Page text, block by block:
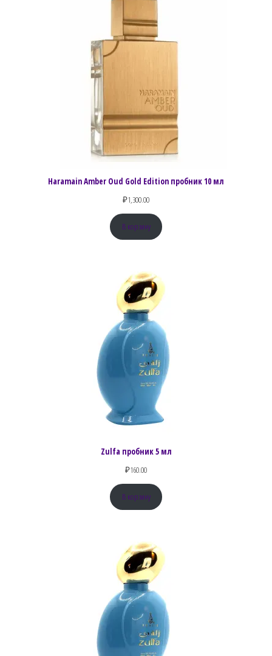
Haramain Amber Oud Gold Edition пробник 10 мл
₽1,300.00
В корзину
Zulfa пробник 5 мл
₽160.00
В корзину